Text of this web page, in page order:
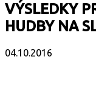
VÝSLEDKY
HUDBY NA
04.10.2016